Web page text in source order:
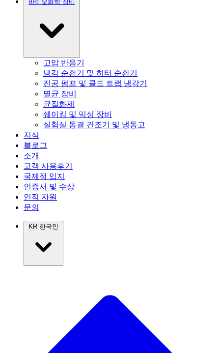
바이오화학 장비
고압 반응기
냉각 순환기 및 히터 순환기
진공 펌프 및 콜드 트랩 냉각기
멸균 장비
균질화제
쉐이킹 및 믹싱 장비
실험실 동결 건조기 및 냉동고
지식
블로그
소개
고객 사용후기
국제적 입지
인증서 및 수상
인적 자원
문의
KR 한국인